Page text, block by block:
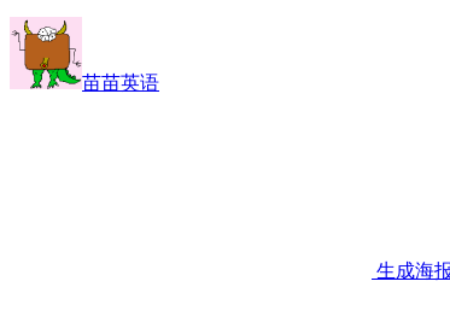
苗苗英语
生成海